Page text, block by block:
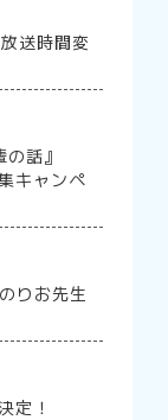
送時間変
話』
キャンペ
りお先生
定！